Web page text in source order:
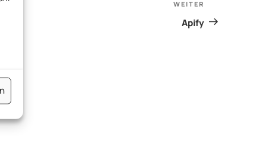
Beitrag
WEITER
Apify